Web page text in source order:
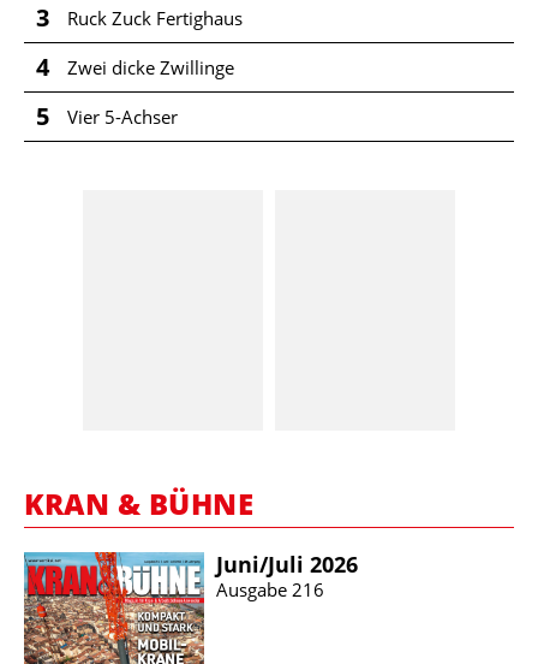
3 Ruck Zuck Fertighaus
4 Zwei dicke Zwillinge
5 Vier 5-Achser
KRAN & BÜHNE
Juni/​Juli 2026
Ausgabe 216